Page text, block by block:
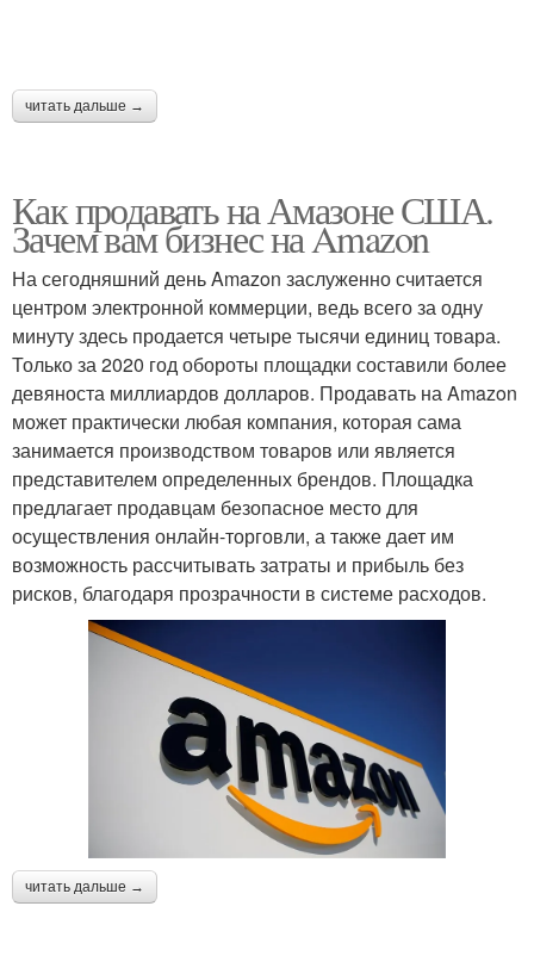
читать дальше →
Как продавать на Амазоне США.
Зачем вам бизнес на Amazon
На сегодняшний день Amazon заслуженно считается
центром электронной коммерции, ведь всего за одну
минуту здесь продается четыре тысячи единиц товара.
Только за 2020 год обороты площадки составили более
девяноста миллиардов долларов. Продавать на Amazon
может практически любая компания, которая сама
занимается производством товаров или является
представителем определенных брендов. Площадка
предлагает продавцам безопасное место для
осуществления онлайн-торговли, а также дает им
возможность рассчитывать затраты и прибыль без
рисков, благодаря прозрачности в системе расходов.
читать дальше →